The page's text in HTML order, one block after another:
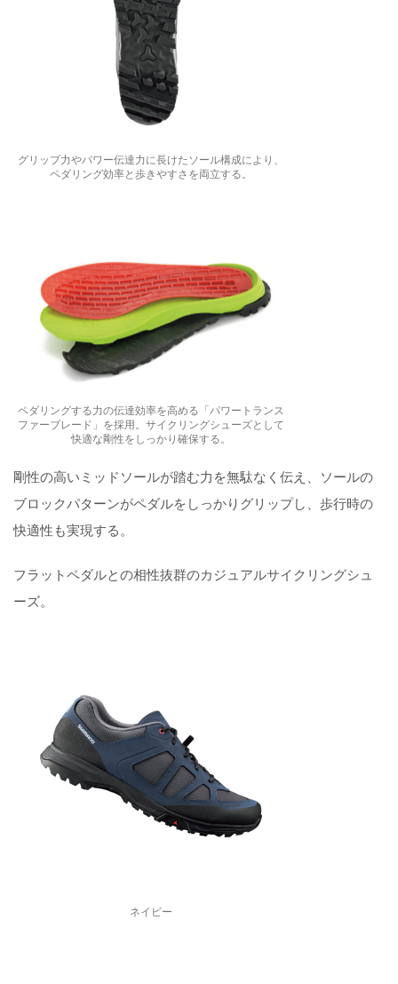
グリップ力やパワー伝達力に長けたソール構成により、
ペダリング効率と歩きやすさを両立する。
ペダリングする力の伝達効率を高める「パワートランス
ファーブレード」を採用。サイクリングシューズとして
快適な剛性をしっかり確保する。
剛性の高いミッドソールが踏む力を無駄なく伝え、ソールの
ブロックパターンがペダルをしっかりグリップし、歩行時の
快適性も実現する。
フラットペダルとの相性抜群のカジュアルサイクリングシュ
ーズ。
ネイビー